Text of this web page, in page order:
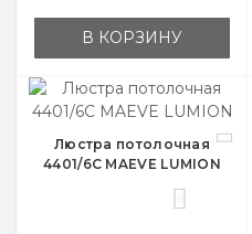
В КОРЗИНУ
Люстра потолочная
4401/6C MAEVE LUMION